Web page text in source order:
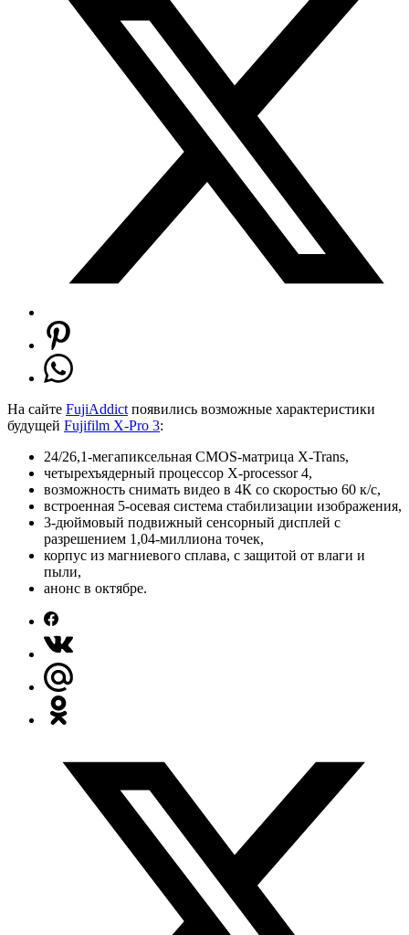
На сайте FujiAddict появились возможные характеристики
будущей Fujifilm X-Pro 3:
24/26,1-мегапиксельная CMOS-матрица X-Trans,
четырехъядерный процессор X-processor 4,
возможность снимать видео в 4К со скоростью 60 к/с,
встроенная 5-осевая система стабилизации изображения,
3-дюймовый подвижный сенсорный дисплей с
разрешением 1,04-миллиона точек,
корпус из магниевого сплава, с защитой от влаги и
пыли,
анонс в октябре.